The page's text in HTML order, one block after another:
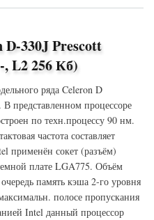
330J Prescott
L2 256 Кб)
ряда Celeron D
В представленном процессоре
по техн.процессу 90 нм.
частота составляет
применён сокет (разъём)
плате LGA775. Объём
память кэша 2-го уровня
полосе пропускания
Intel данный процессор